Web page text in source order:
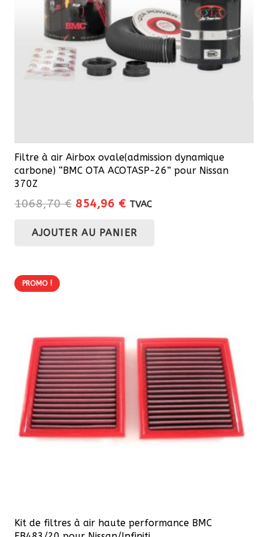
Filtre à air Airbox ovale(admission dynamique
carbone) “BMC OTA ACOTASP-26” pour Nissan
370Z
1068,70€ Le
initial
854,96 €Le
actuel
TVAC
AJOUTER AU PANIER
PROMO !
Kit de filtres à air haute performance BMC